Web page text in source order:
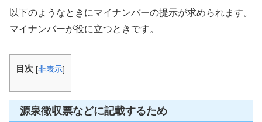
以下のようなときにマイナンバーの提示が求められます。
マイナンバーが役に立つときです。
目次 [非表示]
源泉徴収票などに記載するため